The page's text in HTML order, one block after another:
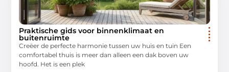
Praktische gids voor binnenklimaat en
buitenruimte
Creëer de perfecte harmonie tussen uw huis en tuin Een
comfortabel thuis is meer dan alleen een dak boven uw
hoofd. Het is een plek